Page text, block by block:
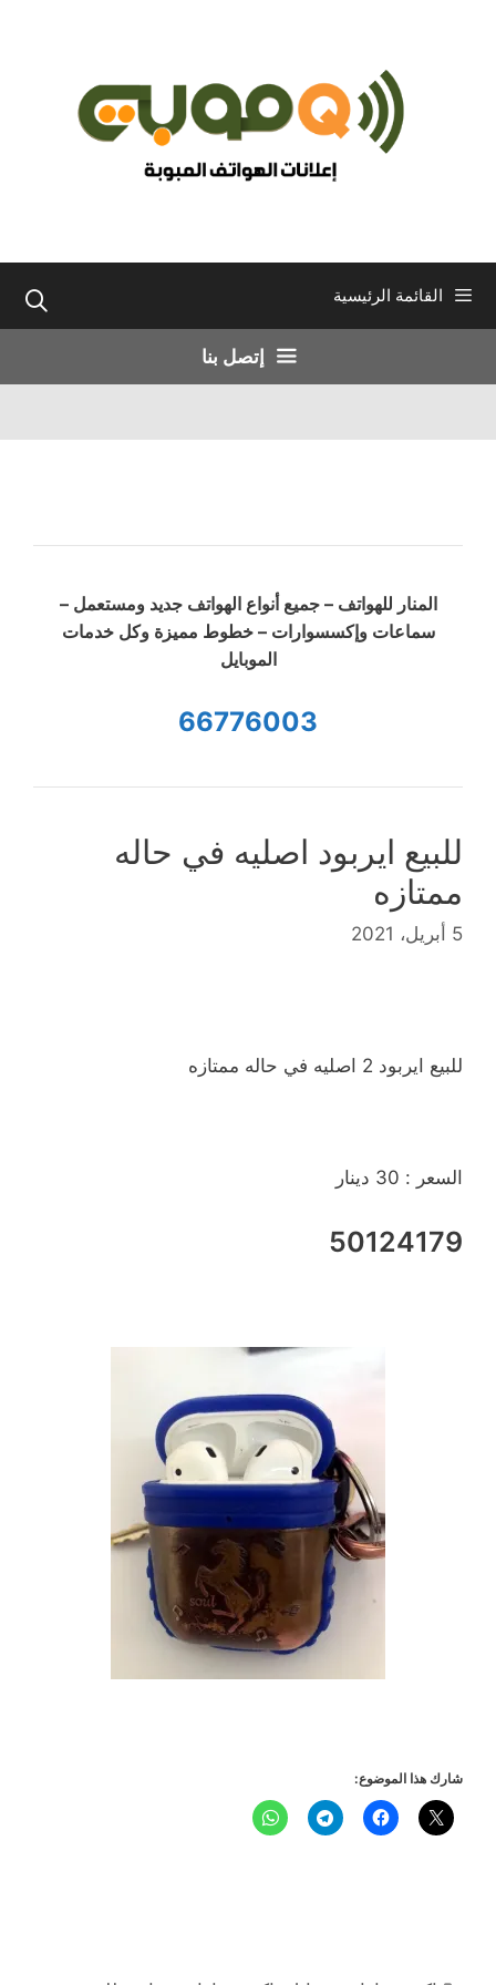
القائمة الرئيسية
إتصل بنا
المنار للهواتف – جميع أنواع الهواتف جديد ومستعمل –
سماعات وإكسسوارات – خطوط مميزة وكل خدمات
الموبايل
66776003
للبيع ايربود اصليه في حاله
ممتازه
5 أبريل، 2021
للبيع ايربود 2 اصليه في حاله ممتازه
السعر : 30 دينار
50124179
شارك هذا الموضوع: